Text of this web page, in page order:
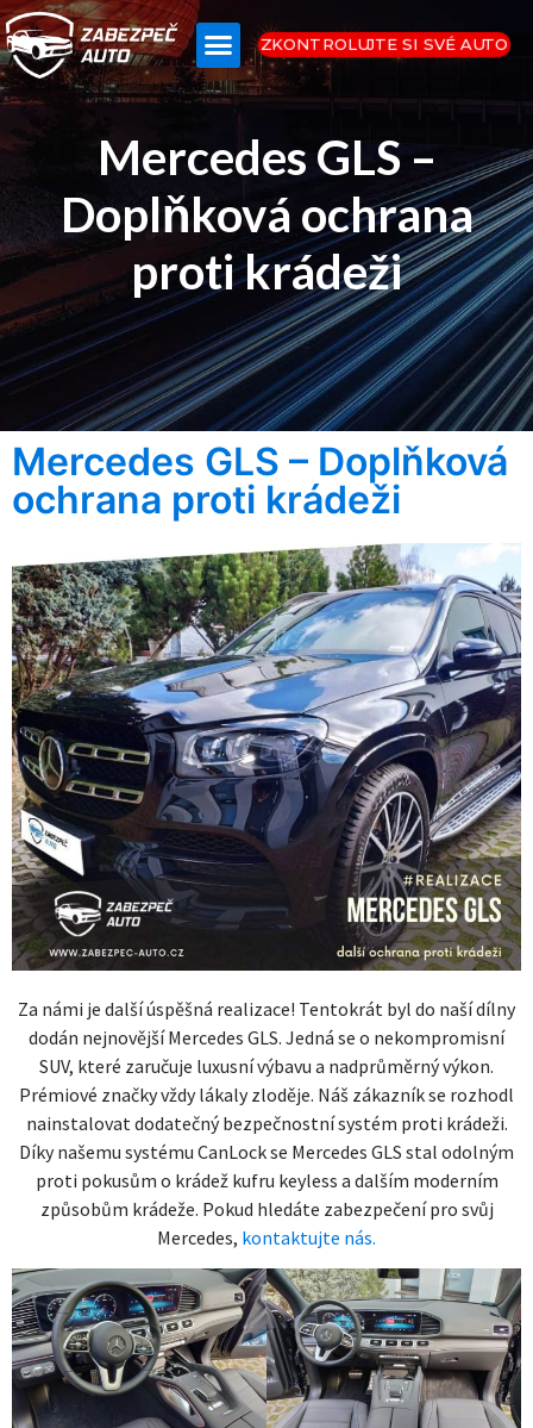
ZKONTROLUJTE SI SVÉ AUTO
Mercedes GLS –
Doplňková ochrana
proti krádeži
Mercedes GLS – Doplňková
ochrana proti krádeži
Za námi je další úspěšná realizace! Tentokrát byl do naší dílny
dodán nejnovější Mercedes GLS. Jedná se o nekompromisní
SUV, které zaručuje luxusní výbavu a nadprůměrný výkon.
Prémiové značky vždy lákaly zloděje. Náš zákazník se rozhodl
nainstalovat dodatečný bezpečnostní systém proti krádeži.
Díky našemu systému CanLock se Mercedes GLS stal odolným
proti pokusům o krádež kufru keyless a dalším moderním
způsobům krádeže. Pokud hledáte zabezpečení pro svůj
Mercedes, kontaktujte nás.